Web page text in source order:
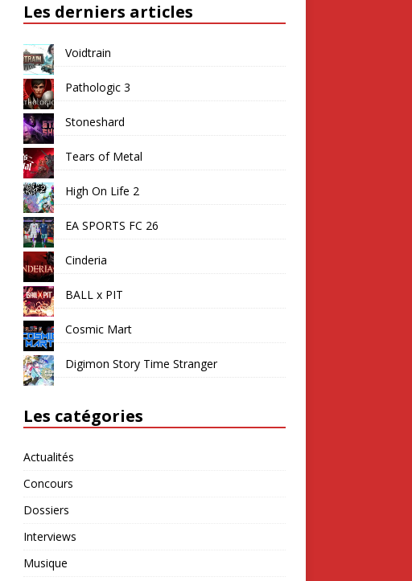
Les derniers articles
Voidtrain
Pathologic 3
Stoneshard
Tears of Metal
High On Life 2
EA SPORTS FC 26
Cinderia
BALL x PIT
Cosmic Mart
Digimon Story Time Stranger
Les catégories
Actualités
Concours
Dossiers
Interviews
Musique